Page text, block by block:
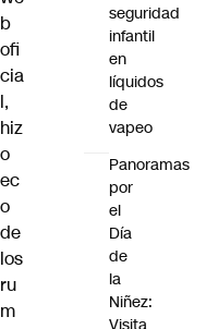
b
ofi
cia
l,
hiz
o
ec
o
de
los
ru
m
seguridad
infantil
en
líquidos
de
vapeo
Panoramas
por
el
Día
de
la
Niñez:
Visita